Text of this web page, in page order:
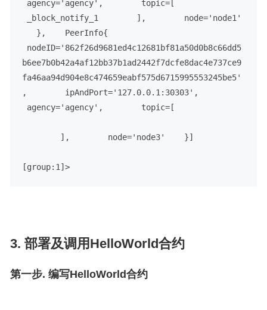
agency='agency',
topic=[
_block_notify_1
],
node='node1'
},
PeerInfo{
nodeID='862f26d9681ed4c12681bf81a50d0b8c66dd5
b6ee7b0b42a4af12bb37b1ad2442f7dcfe8dac4e737ce9
fa46aa94d904e8c474659eabf575d6715995553245be5'
,
ipAndPort='127.0.0.1:30303',
agency='agency',
topic=[
], node='node3' }]
[group:1]>
3. 部署及调用HelloWorld合约
第一步. 编写HelloWorld合约